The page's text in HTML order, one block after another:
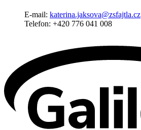
E-mail: katerina.jaksova@zsfajtla.cz
Telefon: +420 776 041 008